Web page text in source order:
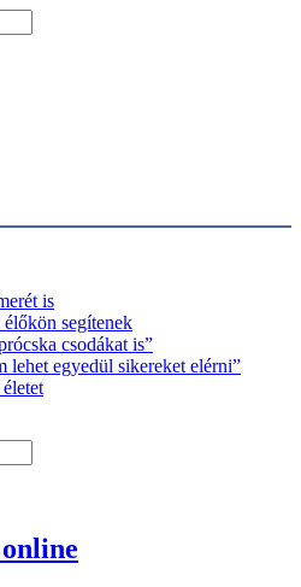
is
segítenek
csodákat is”
lehet egyedül sikereket elérni”